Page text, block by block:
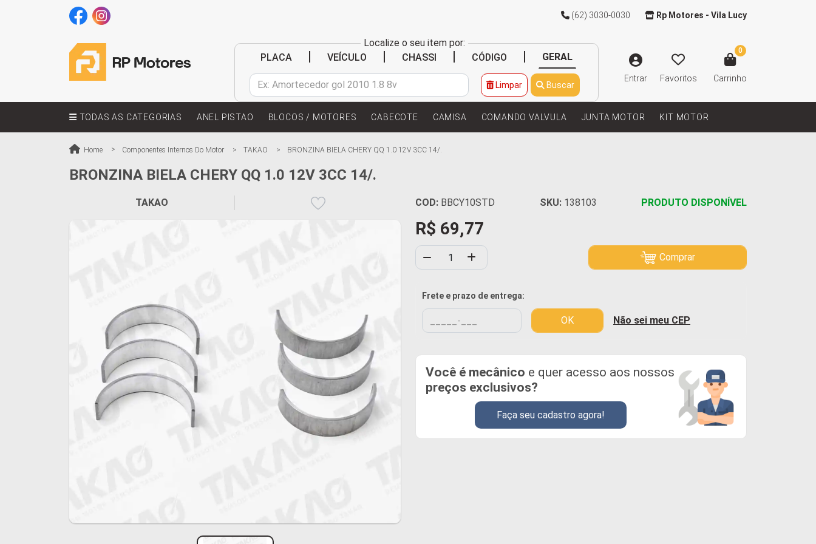
(62) 3030-0030 Rp Motores - Vila Lucy
Localize o seu item por:
PLACA
VEÍCULO CHASSI CÓDIGO GERAL
Limpar Buscar
Entrar Favoritos
0
Carrinho
TODAS AS CATEGORIAS ANEL PISTAO BLOCOS / MOTORES CABECOTE CAMISA COMANDO VALVULA JUNTA MOTOR KIT MOTOR
Home Componentes Internos Do Motor TAKAO BRONZINA BIELA CHERY QQ 1.0 12V 3CC 14/.
BRONZINA BIELA CHERY QQ 1.0 12V 3CC 14/.
TAKAO COD: BBCY10STD SKU: 138103 PRODUTO DISPONÍVEL
R$ 69,77
Comprar
Frete e prazo de entrega:
OK Não sei meu CEP
Você é mecânico e quer acesso aos nossos
preços exclusivos?
Faça seu cadastro agora!